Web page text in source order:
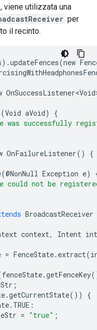
viene utilizzata una
per
il recinto.
) .updateFences(new
(Void aVoid)
{
was successfully
OnFailureListener()
{
(@NonNull Exception e)
could not be
BroadcastReceiver
context, Intent
= FenceState. extract(
fenceState.getFenceKey
;
.getCurrentState())
{
. TRUE :
= "true" ;